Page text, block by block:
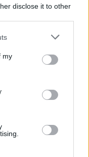
disclose it to other
or more Google
You may click to
third-party tags to
in below Google
my
megtömött
Round címmel, hogy
folytatást.
vár egy kis
addigra a Dead or
három különböző
játszható